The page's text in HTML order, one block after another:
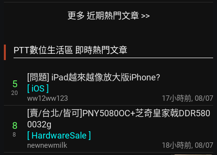
更多 近期熱門文章 >>
PTT數位生活區 即時熱門文章
5
20
[問題] iPad越來越像放大版iPhone?
[ iOS ]
ww12ww123 17小時前, 08/07
8
8
[賣/台北/皆可]PNY5080OC+芝奇皇家戟DDR580
0032g
[ HardwareSale ]
newnewmilk 18小時前, 08/07